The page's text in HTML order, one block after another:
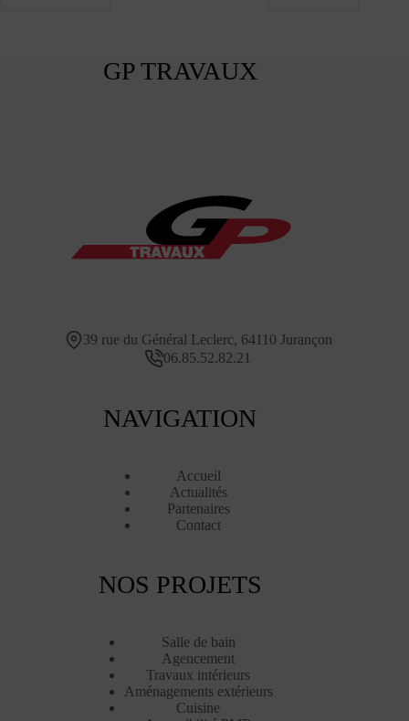
GP TRAVAUX
39 rue du Général Leclerc, 64110 Jurançon
06.85.52.82.21
NAVIGATION
Accueil
Actualités
Partenaires
Contact
NOS PROJETS
Salle de bain
Agencement
Travaux intérieurs
Aménagements extérieurs
Cuisine